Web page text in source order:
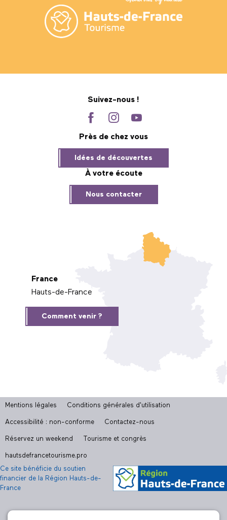
Suivez-nous !
Près de chez vous
Idées de découvertes
À votre écoute
Nous contacter
France
Hauts-de-France
Comment venir ?
Mentions légales Conditions générales d'utilisation
Accessibilité : non-conforme Contactez-nous
Réservez un weekend Tourisme et congrès
hautsdefrancetourisme.pro
Ce site bénéficie du soutien
financier de la Région Hauts-de-
France